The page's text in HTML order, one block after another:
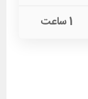
1 ساعت